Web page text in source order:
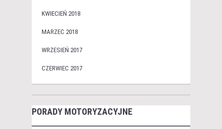
KWIECIEŃ 2018
MARZEC 2018
WRZESIEŃ 2017
CZERWIEC 2017
PORADY MOTORYZACYJNE